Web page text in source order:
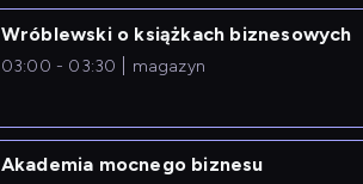
Wróblewski o książkach biznesowych
03:00 - 03:30 magazyn
Akademia mocnego biznesu